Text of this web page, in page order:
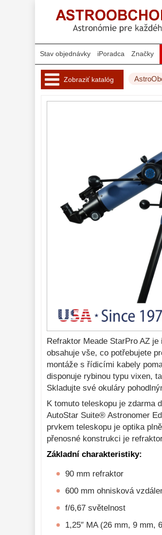
Stav objednávky iPoradca Značky
Zobraziť katalóg
ED/Apochromáty 32
Ritchey-Chretien
OTA - iba optika 43
Do 160 € 42
Montáže 93
Zrkadielka a
hranoly
61
Astrofotografia 306
Komponenty 78
Diaľkomery a Nočné
videnie
17
Monokulárne 49
Mikroskopy
Meteostanice 52
Foto stativy 10
Lupy 69
Literatúra
Refraktor Meade StarPro AZ
obsahuje vše, co potřebujete
montáže s řídicími kabely
disponuje rybinou typu vixen,
Skladujte své okuláry
K tomuto teleskopu je zdarma
AutoStar Suite® Astronomer
prvkem teleskopu je optika
přenosné konstrukci je
Základní charakteristiky:
90 mm refraktor
600 mm ohnisková
f/6,67 světelnost
1,25″ MA (26 mm, 9 mm,